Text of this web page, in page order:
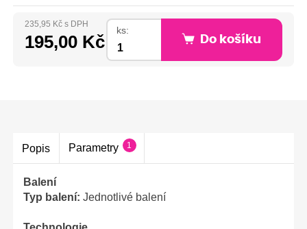
235,95 Kč s DPH
195,00 Kč
ks:
Do košíku
Popis Parametry 1
Balení
Typ balení: Jednotlivé balení